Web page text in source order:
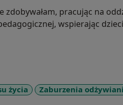
zdobywałam, pracując na
wspierając
życia Zaburzenia